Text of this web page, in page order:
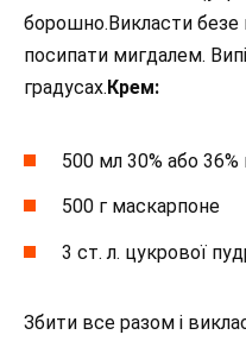
борошно.Викласти безе
посипати мигдалем.
градусах.Крем:
500 мл 30% або 36%
500 г маскарпоне
3 ст. л. цукрової
Збити все разом і